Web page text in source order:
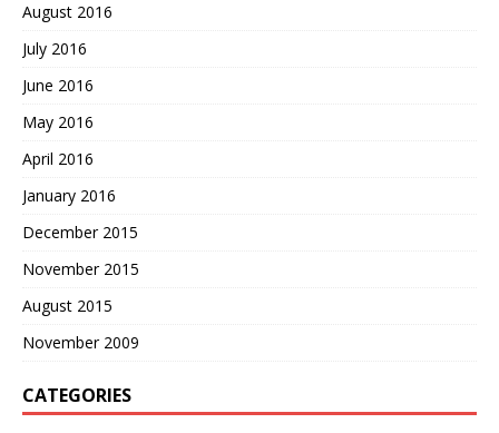
August 2016
July 2016
June 2016
May 2016
April 2016
January 2016
December 2015
November 2015
August 2015
November 2009
CATEGORIES